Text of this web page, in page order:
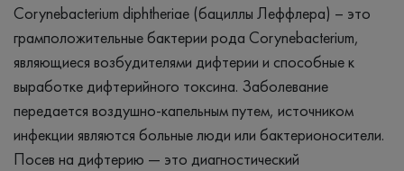
Corynebacterium diphtheriae (бациллы Леффлера) – это
грамположительные бактерии рода Corynebacterium,
являющиеся возбудителями дифтерии и способные к
выработке дифтерийного токсина. Заболевание
передается воздушно-капельным путем, источником
инфекции являются больные люди или бактерионосители.
Посев на дифтерию — это диагностический